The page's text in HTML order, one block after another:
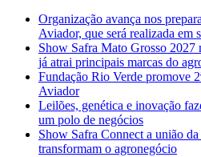
Organização avança nos
Aviador, que será realizada em
Show Safra Mato Grosso 2027
já atrai principais marcas do
Fundação Rio Verde promove
Aviador
Leilões, genética e inovação
um polo de negócios
Show Safra Connect a união
transformam o agronegócio